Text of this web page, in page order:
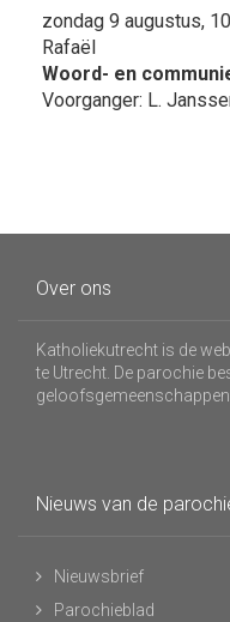
zondag 9 augustus,
Rafaël
Woord- en
Voorganger: L.
Over ons
Katholiekutrecht is de
te Utrecht. De parochie
geloofsgemeenschappen
Nieuws van de
Nieuwsbrief
Parochieblad